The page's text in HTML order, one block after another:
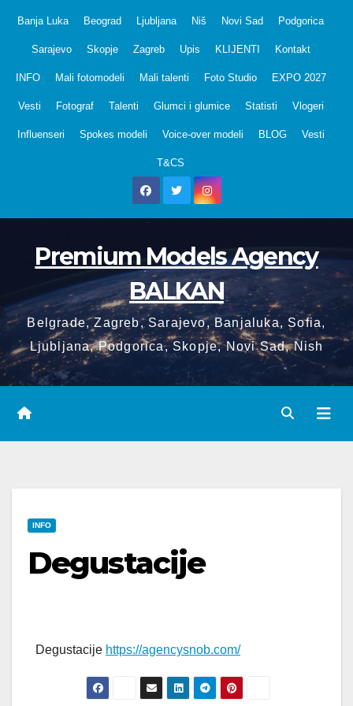
Banja Luka Beograd Ljubljana Niš Novi Sad Podgorica
Sarajevo Skopje Zagreb Upis KLIJENTI Kontakt
INFO Mali fotomodeli Mali talenti Foto Studio EXPO 2027
Vesti Fotograf Talenti Glumci i glumice Statisti Vlogeri
Influenseri Spokes modeli Voice-over modeli BLOG Vesti
T&CS
Premium Models Agency
BALKAN
Belgrade, Zagreb, Sarajevo, Banjaluka, Sofia,
Ljubljana, Podgorica, Skopje, Novi Sad, Nish
INFO
Degustacije
Degustacije https://agencysnob.com/